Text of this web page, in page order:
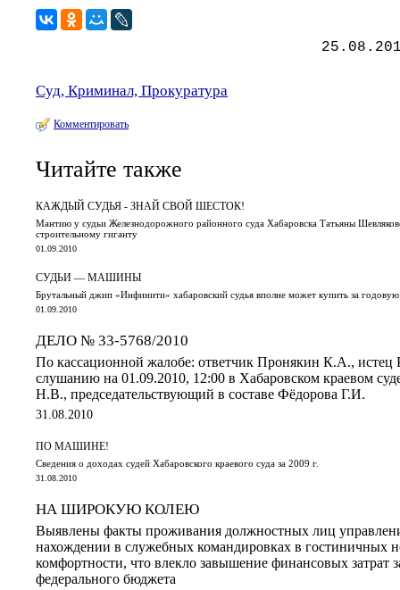
Суд, Криминал, Прокуратура
Комментировать
Читайте также
КАЖДЫЙ СУДЬЯ - ЗНАЙ СВОЙ ШЕСТОК!
Мантию у судьи Железнодорожного районного суда Хабаровска Татьяны
строительному гиганту
01.09.2010
СУДЬИ — МАШИНЫ
Брутальный джип «Инфинити» хабаровский судья вполне может купить за годовую
01.09.2010
ДЕЛО № 33-5768/2010
По кассационной жалобе: ответчик Пронякин К.А., истец
слушанию на 01.09.2010, 12:00 в Хабаровском краевом
Н.В., председательствующий в составе Фёдорова Г.И.
31.08.2010
ПО МАШИНЕ!
Сведения о доходах судей Хабаровского краевого суда за 2009 г.
31.08.2010
НА ШИРОКУЮ КОЛЕЮ
Выявлены факты проживания должностных лиц
нахождении в служебных командировках в гостиничных
комфортности, что влекло завышение финансовых затрат
федерального бюджета